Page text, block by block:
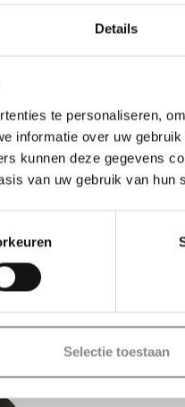
Details
te personaliseren,
informatie over uw
kunnen deze gegevens
van uw gebruik van hun
Selectie toestaan
Ø 20 cm
Spot
beige
Op
Op